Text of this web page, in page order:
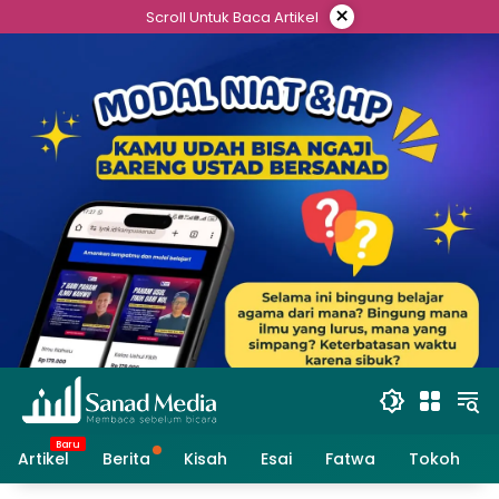
to
Scroll Untuk Baca Artikel ×
Artikel Berita Kisah Esai Fatwa Tokoh